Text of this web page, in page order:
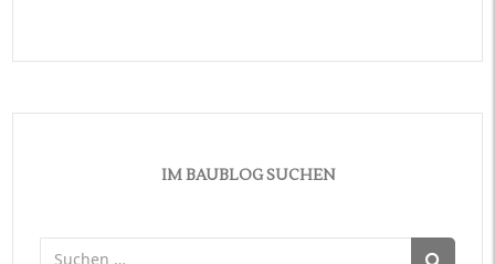
IM BAUBLOG SUCHEN
Suchen